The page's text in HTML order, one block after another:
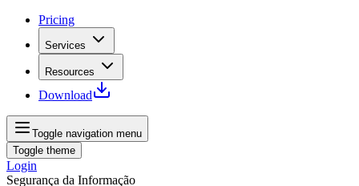
Pricing
Services
Resources
Download
Toggle navigation menu
Toggle theme
Login
Segurança da Informação